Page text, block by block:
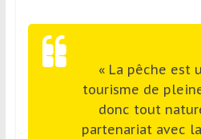
« La pêche est
tourisme de
donc tout
partenariat avec